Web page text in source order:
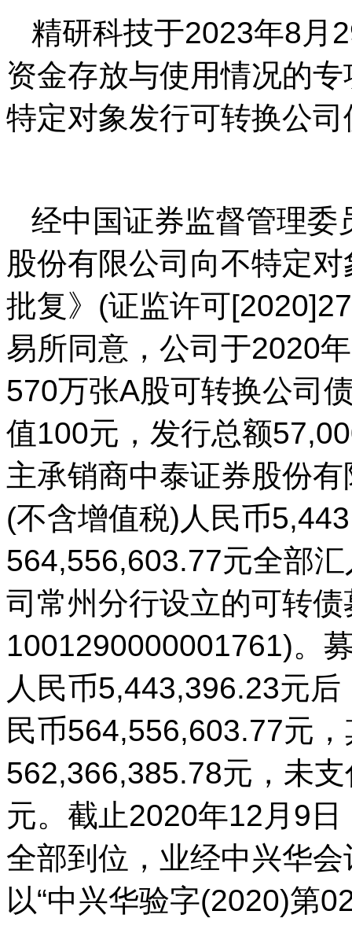
精研科技于2023年8月
资金存放与使用情况的
特定对象发行可转换公司
经中国证券监督管理委
股份有限公司向不特定
批复》(证监许可
易所同意，公司于2020
570万张A股可转换公司
值100元，发行总额
主承销商中泰证券股份
(不含增值税)人民币
564,556,603.77元全部
司常州分行设立的可转
1001290000001761)。
人民币5,443,396.23元
民币564,556,603.77元
562,366,385.78元，未
元。截止2020年12月9
全部到位，业经中兴华
以“中兴华验字(2020)第